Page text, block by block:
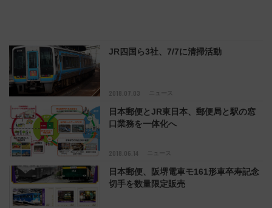
2018.07.03 ニュース
JR四国ら3社、7/7に清掃活動
2018.06.14 ニュース
日本郵便とJR東日本、郵便局と駅の窓
口業務を一体化へ
日本郵便、阪堺電車モ161形車卒寿記念
切手を数量限定販売